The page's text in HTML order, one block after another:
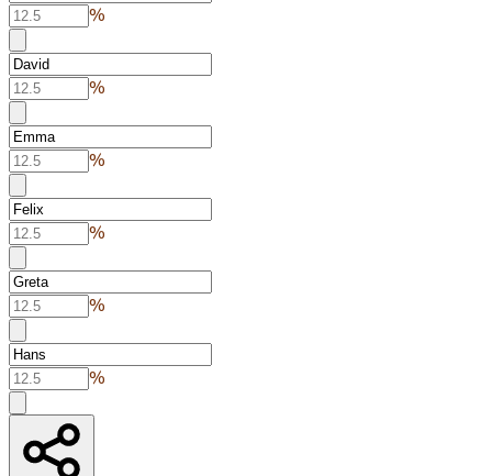
%
%
%
%
%
%